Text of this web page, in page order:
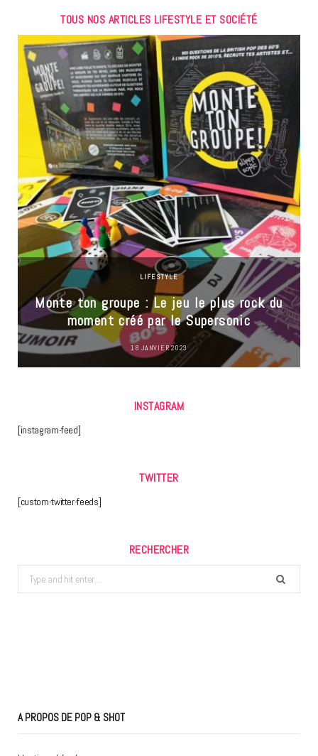
TOUS NOS ARTICLES LIFESTYLE ET SOCIÉTÉ
LIFESTYLE
Monte ton groupe : Le jeu le plus rock du
moment créé par le Supersonic
18 JANVIER 2023
INSTAGRAM
[instagram-feed]
TWITTER
[custom-twitter-feeds]
RECHERCHER
Search
for:
A PROPOS DE POP & SHOT